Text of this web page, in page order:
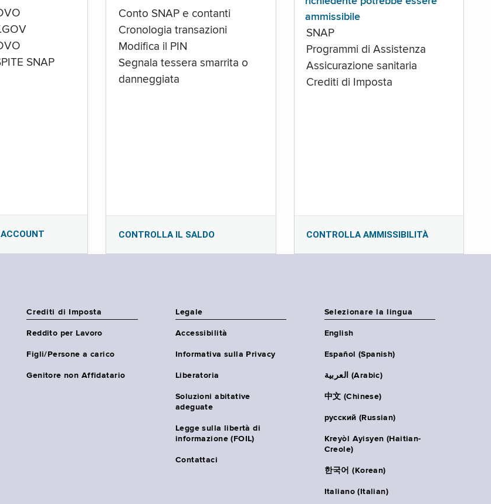
SNAP
Conto SNAP e contanti
Cronologia transazioni
Modifica il PIN
Segnala tessera smarrita o
danneggiata
CONTROLLA IL SALDO
ammissibile
SNAP
Programmi di Assistenza
Assicurazione sanitaria
Crediti di Imposta
CONTROLLA AMMISSIBILITÀ
Crediti di Imposta
Reddito per Lavoro
Figli/Persone a carico
Genitore non Affidatario
Legale
Accessibilità
Informativa sulla Privacy
Liberatoria
Soluzioni abitative
adeguate
Legge sulla libertà di
informazione (FOIL)
Contattaci
Selezionare la lingua
English
Español (Spanish)
العربية (Arabic)
中文 (Chinese)
русский (Russian)
Kreyòl Ayisyen (Haitian-
Creole)
한국어 (Korean)
Italiano (Italian)